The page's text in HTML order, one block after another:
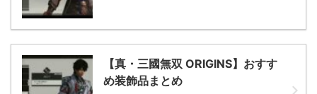
【真・三國無双 ORIGINS】おすす
め装飾品まとめ